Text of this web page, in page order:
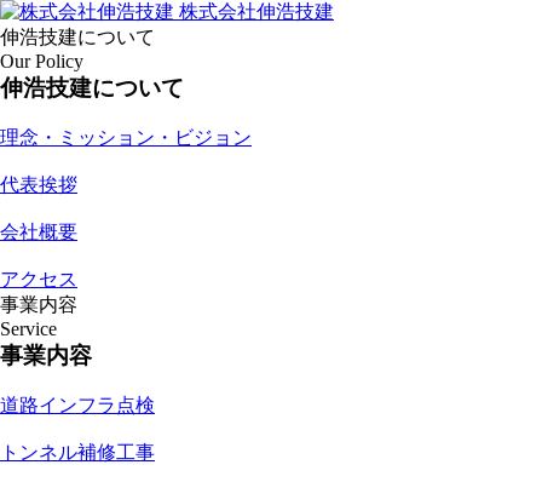
株式会社伸浩技建
伸浩技建について
Our Policy
伸浩技建について
理念・ミッション・ビジョン
代表挨拶
会社概要
アクセス
事業内容
Service
事業内容
道路インフラ点検
トンネル補修工事